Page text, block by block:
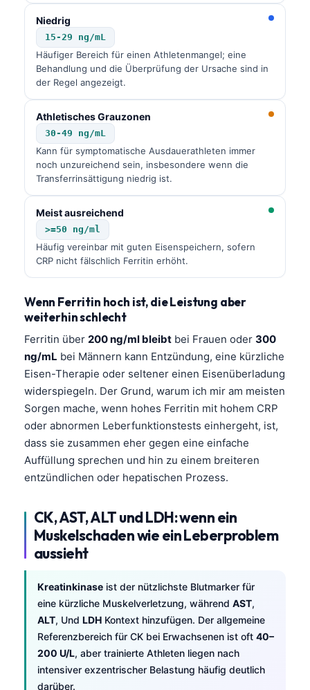
Niedrig
15-29 ng/mL
Häufiger Bereich für einen Athletenmangel; eine
Behandlung und die Überprüfung der Ursache sind in
der Regel angezeigt.
Athletisches Grauzonen
30-49 ng/mL
Kann für symptomatische Ausdauerathleten immer
noch unzureichend sein, insbesondere wenn die
Transferrinsättigung niedrig ist.
Meist ausreichend
>=50 ng/ml
Häufig vereinbar mit guten Eisenspeichern, sofern
CRP nicht fälschlich Ferritin erhöht.
Wenn Ferritin hoch ist, die Leistung aber
weiterhin schlecht
Ferritin über 200 ng/ml bleibt bei Frauen oder 300
ng/mL bei Männern kann Entzündung, eine kürzliche
Eisen-Therapie oder seltener einen Eisenüberladung
widerspiegeln. Der Grund, warum ich mir am meisten
Sorgen mache, wenn hohes Ferritin mit hohem CRP
oder abnormen Leberfunktionstests einhergeht, ist,
dass sie zusammen eher gegen eine einfache
Auffüllung sprechen und hin zu einem breiteren
entzündlichen oder hepatischen Prozess.
CK, AST, ALT und LDH: wenn ein
Muskelschaden wie ein Leberproblem
aussieht
Kreatinkinase ist der nützlichste Blutmarker für
eine kürzliche Muskelverletzung, während AST,
ALT, Und LDH Kontext hinzufügen. Der allgemeine
Referenzbereich für CK bei Erwachsenen ist oft 40–
200 U/L, aber trainierte Athleten liegen nach
intensiver exzentrischer Belastung häufig deutlich
darüber.